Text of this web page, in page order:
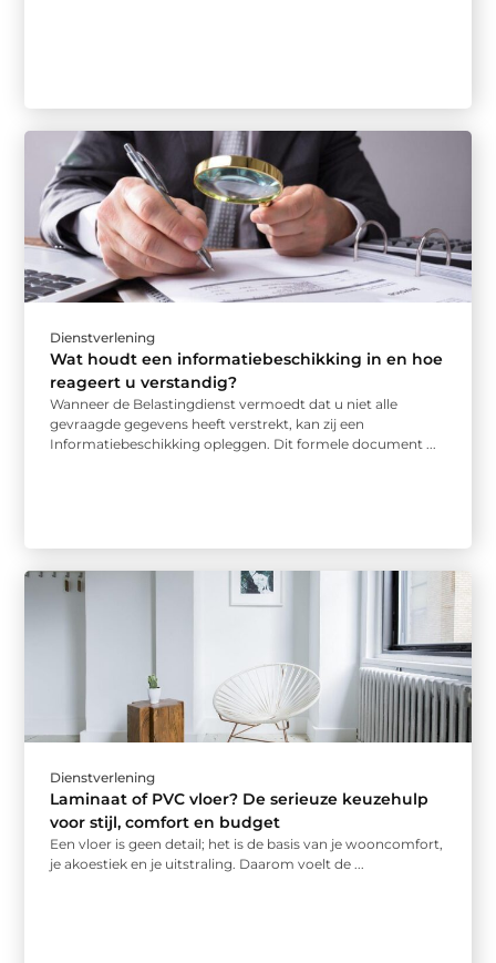
Dienstverlening
Wat houdt een informatiebeschikking in en hoe
reageert u verstandig?
Wanneer de Belastingdienst vermoedt dat u niet alle
gevraagde gegevens heeft verstrekt, kan zij een
Informatiebeschikking opleggen. Dit formele document ...
Dienstverlening
Laminaat of PVC vloer? De serieuze keuzehulp
voor stijl, comfort en budget
Een vloer is geen detail; het is de basis van je wooncomfort,
je akoestiek en je uitstraling. Daarom voelt de ...